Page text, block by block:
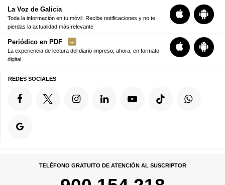
La Voz de Galicia
Toda la información en tu móvil. Recibe notificaciones y no te
pierdas la actualidad más relevante
Periódico en PDF
La experiencia de lectura del diario impreso, ahora, en formato
digital
REDES SOCIALES
TELÉFONO GRATUITO DE ATENCIÓN AL SUSCRIPTOR